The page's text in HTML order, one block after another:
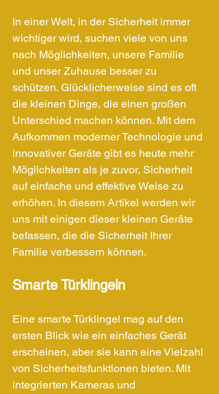
In einer Welt, in der Sicherheit immer
wichtiger wird, suchen viele von uns
nach Möglichkeiten, unsere Familie
und unser Zuhause besser zu
schützen. Glücklicherweise sind es oft
die kleinen Dinge, die einen großen
Unterschied machen können. Mit dem
Aufkommen moderner Technologie und
innovativer Geräte gibt es heute mehr
Möglichkeiten als je zuvor, Sicherheit
auf einfache und effektive Weise zu
erhöhen. In diesem Artikel werden wir
uns mit einigen dieser kleinen Geräte
befassen, die die Sicherheit Ihrer
Familie verbessern können.
Smarte Türklingeln
Eine smarte Türklingel mag auf den
ersten Blick wie ein einfaches Gerät
erscheinen, aber sie kann eine Vielzahl
von Sicherheitsfunktionen bieten. Mit
integrierten Kameras und